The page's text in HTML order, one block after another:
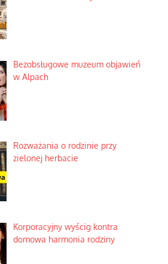
Bezobsługowe muzeum objawień
w Alpach
Rozważania o rodzinie przy
zielonej herbacie
Korporacyjny wyścig kontra
domowa harmonia rodziny